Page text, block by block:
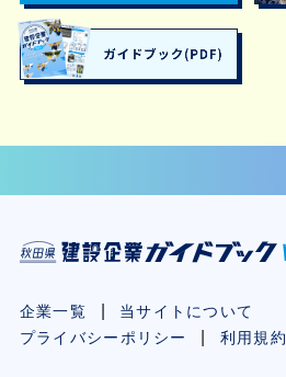
企業一覧
当サイトについて
プライバシーポリシー
利用規約